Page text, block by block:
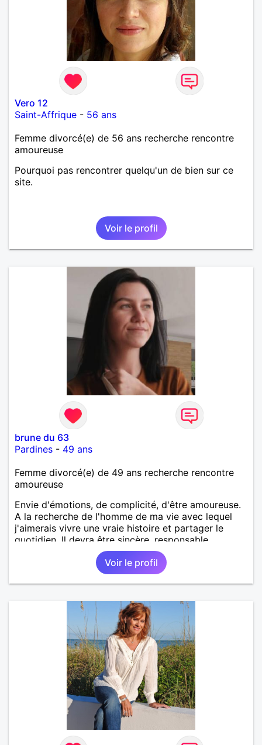
Vero 12
Saint-Affrique - 56 ans
Femme divorcé(e) de 56 ans recherche rencontre
amoureuse
Pourquoi pas rencontrer quelqu'un de bien sur ce
site.
Voir le profil
brune du 63
Pardines - 49 ans
Femme divorcé(e) de 49 ans recherche rencontre
amoureuse
Envie d'émotions, de complicité, d'être amoureuse.
A la recherche de l'homme de ma vie avec lequel
j'aimerais vivre une vraie histoire et partager le
quotidien. Il devra être sincère, responsable,
ambitieux, entreprenant, fort de caractère et avec le
sens de l'humour. Il saura me chouchouter et me
mettre en valeur, me donner son amour et attention.
Merci de m'avoir lu et à bientôt...
Voir le profil